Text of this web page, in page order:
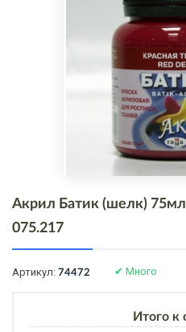
Акрил Батик (шелк)
075.217
Артикул: 74472 ✔ Много
Итого к